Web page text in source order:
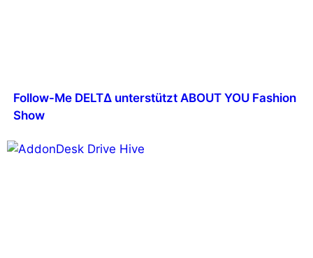
Follow-Me DELTΔ unterstützt ABOUT YOU Fashion
Show